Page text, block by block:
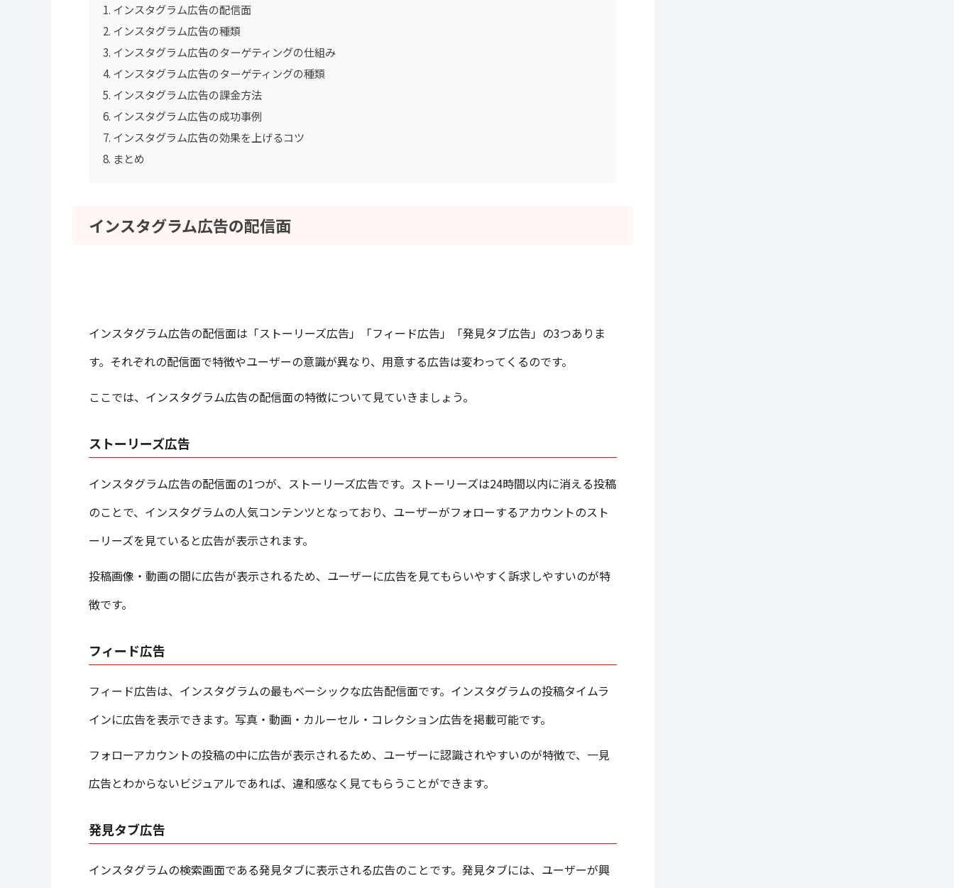
インスタグラム広告の配信面
インスタグラム広告の種類
インスタグラム広告のターゲティングの仕組み
インスタグラム広告のターゲティングの種類
インスタグラム広告の課金方法
インスタグラム広告の成功事例
インスタグラム広告の効果を上げるコツ
まとめ
インスタグラム広告の配信面
インスタグラム広告の配信面は「ストーリーズ広告」「フィード広告」「発見タブ広告」の3つありま
す。それぞれの配信面で特徴やユーザーの意識が異なり、用意する広告は変わってくるのです。
ここでは、インスタグラム広告の配信面の特徴について見ていきましょう。
ストーリーズ広告
インスタグラム広告の配信面の1つが、ストーリーズ広告です。ストーリーズは24時間以内に消える投稿
のことで、インスタグラムの人気コンテンツとなっており、ユーザーがフォローするアカウントのスト
ーリーズを見ていると広告が表示されます。
投稿画像・動画の間に広告が表示されるため、ユーザーに広告を見てもらいやすく訴求しやすいのが特
徴です。
フィード広告
フィード広告は、インスタグラムの最もベーシックな広告配信面です。インスタグラムの投稿タイムラ
インに広告を表示できます。写真・動画・カルーセル・コレクション広告を掲載可能です。
フォローアカウントの投稿の中に広告が表示されるため、ユーザーに認識されやすいのが特徴で、一見
広告とわからないビジュアルであれば、違和感なく見てもらうことができます。
発見タブ広告
インスタグラムの検索画面である発見タブに表示される広告のことです。発見タブには、ユーザーが興